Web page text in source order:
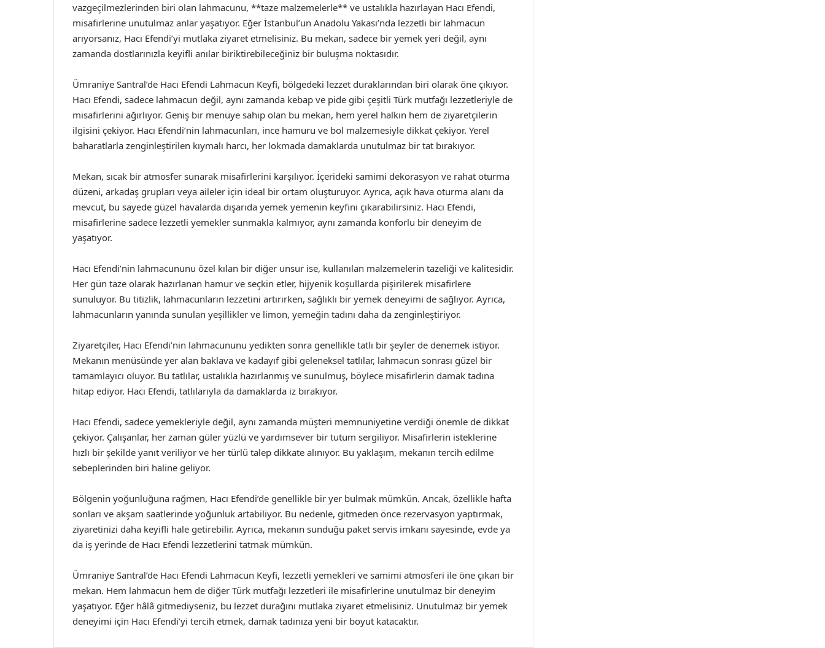
vazgeçilmezlerinden biri olan lahmacunu, **taze malzemelerle** ve ustalıkla hazırlayan Hacı Efendi,
misafirlerine unutulmaz anlar yaşatıyor. Eğer İstanbul’un Anadolu Yakası’nda lezzetli bir lahmacun
arıyorsanız, Hacı Efendi’yi mutlaka ziyaret etmelisiniz. Bu mekan, sadece bir yemek yeri değil, aynı
zamanda dostlarınızla keyifli anılar biriktirebileceğiniz bir buluşma noktasıdır.
Ümraniye Santral’de Hacı Efendi Lahmacun Keyfi, bölgedeki lezzet duraklarından biri olarak öne çıkıyor.
Hacı Efendi, sadece lahmacun değil, aynı zamanda kebap ve pide gibi çeşitli Türk mutfağı lezzetleriyle de
misafirlerini ağırlıyor. Geniş bir menüye sahip olan bu mekan, hem yerel halkın hem de ziyaretçilerin
ilgisini çekiyor. Hacı Efendi’nin lahmacunları, ince hamuru ve bol malzemesiyle dikkat çekiyor. Yerel
baharatlarla zenginleştirilen kıymalı harcı, her lokmada damaklarda unutulmaz bir tat bırakıyor.
Mekan, sıcak bir atmosfer sunarak misafirlerini karşılıyor. İçerideki samimi dekorasyon ve rahat oturma
düzeni, arkadaş grupları veya aileler için ideal bir ortam oluşturuyor. Ayrıca, açık hava oturma alanı da
mevcut, bu sayede güzel havalarda dışarıda yemek yemenin keyfini çıkarabilirsiniz. Hacı Efendi,
misafirlerine sadece lezzetli yemekler sunmakla kalmıyor, aynı zamanda konforlu bir deneyim de
yaşatıyor.
Hacı Efendi’nin lahmacununu özel kılan bir diğer unsur ise, kullanılan malzemelerin tazeliği ve kalitesidir.
Her gün taze olarak hazırlanan hamur ve seçkin etler, hijyenik koşullarda pişirilerek misafirlere
sunuluyor. Bu titizlik, lahmacunların lezzetini artırırken, sağlıklı bir yemek deneyimi de sağlıyor. Ayrıca,
lahmacunların yanında sunulan yeşillikler ve limon, yemeğin tadını daha da zenginleştiriyor.
Ziyaretçiler, Hacı Efendi’nin lahmacununu yedikten sonra genellikle tatlı bir şeyler de denemek istiyor.
Mekanın menüsünde yer alan baklava ve kadayıf gibi geleneksel tatlılar, lahmacun sonrası güzel bir
tamamlayıcı oluyor. Bu tatlılar, ustalıkla hazırlanmış ve sunulmuş, böylece misafirlerin damak tadına
hitap ediyor. Hacı Efendi, tatlılarıyla da damaklarda iz bırakıyor.
Hacı Efendi, sadece yemekleriyle değil, aynı zamanda müşteri memnuniyetine verdiği önemle de dikkat
çekiyor. Çalışanlar, her zaman güler yüzlü ve yardımsever bir tutum sergiliyor. Misafirlerin isteklerine
hızlı bir şekilde yanıt veriliyor ve her türlü talep dikkate alınıyor. Bu yaklaşım, mekanın tercih edilme
sebeplerinden biri haline geliyor.
Bölgenin yoğunluğuna rağmen, Hacı Efendi’de genellikle bir yer bulmak mümkün. Ancak, özellikle hafta
sonları ve akşam saatlerinde yoğunluk artabiliyor. Bu nedenle, gitmeden önce rezervasyon yaptırmak,
ziyaretinizi daha keyifli hale getirebilir. Ayrıca, mekanın sunduğu paket servis imkanı sayesinde, evde ya
da iş yerinde de Hacı Efendi lezzetlerini tatmak mümkün.
Ümraniye Santral’de Hacı Efendi Lahmacun Keyfi, lezzetli yemekleri ve samimi atmosferi ile öne çıkan bir
mekan. Hem lahmacun hem de diğer Türk mutfağı lezzetleri ile misafirlerine unutulmaz bir deneyim
yaşatıyor. Eğer hâlâ gitmediyseniz, bu lezzet durağını mutlaka ziyaret etmelisiniz. Unutulmaz bir yemek
deneyimi için Hacı Efendi’yi tercih etmek, damak tadınıza yeni bir boyut katacaktır.